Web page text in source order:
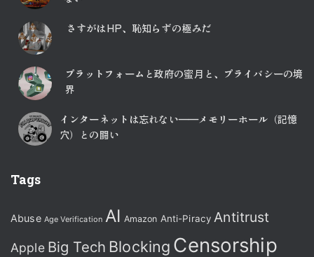
さすがはHP、恥知らずの極みだ
プラットフォームと政府の蜜月と、プライバシーの境
界
インターネットは忘れない――メモリーホール（記憶
穴）との闘い
Tags
Abuse Age Verification AI Amazon Anti-Piracy Antitrust
Apple Big Tech Blocking Censorship